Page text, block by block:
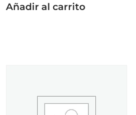
Añadir al carrito